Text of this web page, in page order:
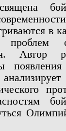
в
Автор